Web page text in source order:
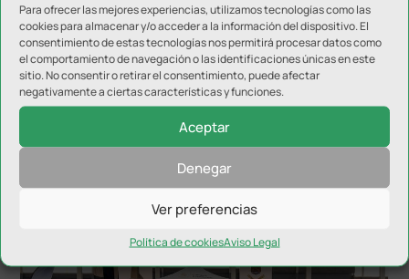
Para ofrecer las mejores experiencias, utilizamos tecnologías como las
cookies para almacenar y/o acceder a la información del dispositivo. El
consentimiento de estas tecnologías nos permitirá procesar datos como
el comportamiento de navegación o las identificaciones únicas en este
sitio. No consentir o retirar el consentimiento, puede afectar
negativamente a ciertas características y funciones.
Aceptar
Denegar
Ver preferencias
Política de cookiesAviso Legal
El Ayuntamiento de Jaén se iluminó como
reconocimiento a la Selección